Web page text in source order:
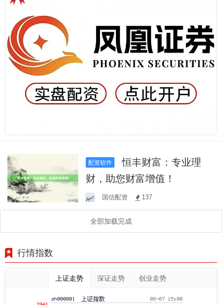
配资软件
恒丰财富：专业理
财，助您财富增值！
国信配资 137
全部加载完成
行情指数
上证走势 深证走势 创业走势